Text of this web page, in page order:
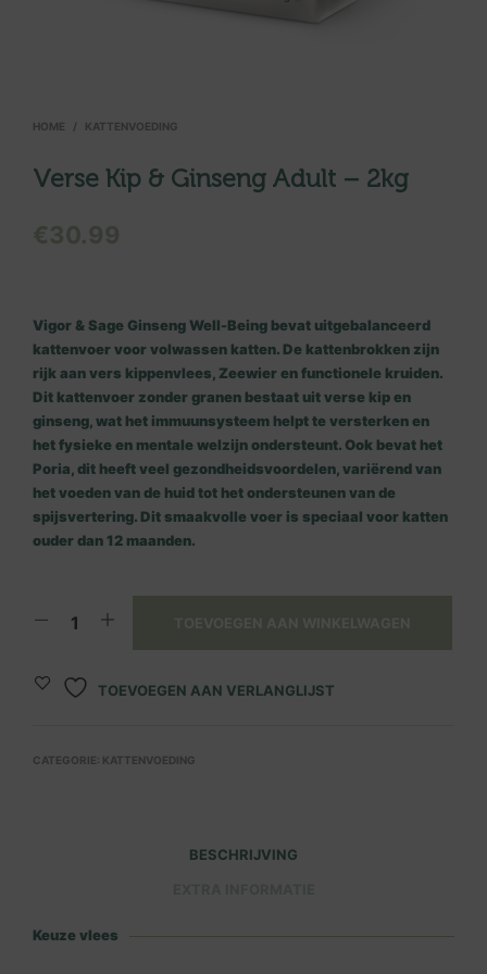
HOME / KATTENVOEDING
Verse Kip & Ginseng Adult – 2kg
€30.99
Vigor & Sage Ginseng Well-Being bevat uitgebalanceerd
kattenvoer voor volwassen katten. De kattenbrokken zijn
rijk aan vers kippenvlees, Zeewier en functionele kruiden.
Dit kattenvoer zonder granen bestaat uit verse kip en
ginseng, wat het immuunsysteem helpt te versterken en
het fysieke en mentale welzijn ondersteunt. Ook bevat het
Poria, dit heeft veel gezondheidsvoordelen, variërend van
het voeden van de huid tot het ondersteunen van de
spijsvertering. Dit smaakvolle voer is speciaal voor katten
ouder dan 12 maanden.
TOEVOEGEN AAN WINKELWAGEN
TOEVOEGEN AAN VERLANGLIJST
CATEGORIE: KATTENVOEDING
BESCHRIJVING
Keuze vlees